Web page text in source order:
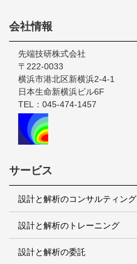
Footer
会社情報
先端技研株式会社
〒222-0033
横浜市港北区新横浜2-4-1
日本生命新横浜ビル6F
TEL：045-474-1457
サービス
設計と解析のコンサルティング
設計と解析のトレーニング
設計と解析の委託